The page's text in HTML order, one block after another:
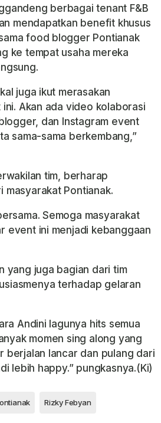
berbagai tenant F&B
mendapatkan benefit khusus
food blogger Pontianak
ke tempat usaha mereka
juga ikut merasakan
Akan ada video kolaborasi
dan Instagram event
sama-sama berkembang,”
tim, berharap
masyarakat Pontianak.
Semoga masyarakat
event ini menjadi kebanggaan
yang juga bagian dari tim
terhadap gelaran
Andini lagunya hits semua
momen sing along yang
berjalan lancar dan pulang dari
lebih happy.” pungkasnya.(Ki)
Rizky Febyan